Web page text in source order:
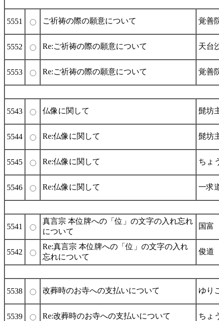
5551 ご祈祷の際の願意について 覚善
5552 Re:ご祈祷の際の願意について 天台
5553 Re:ご祈祷の際の願意について 覚善
5543 仏像に関して 髭坊
5544 Re:仏像に関して 髭坊
5545 Re:仏像に関して ちょ
5546 Re:仏像に関して 一求
5541
真言宗 本位牌への「位」の文字の入れ忘れ
について
国富
5542
Re:真言宗 本位牌への「位」の文字の入れ
忘れについて
俊道
5538 改葬時のお寺への支払いについて ゆり
5539 Re:改葬時のお寺への支払いについて ちょ